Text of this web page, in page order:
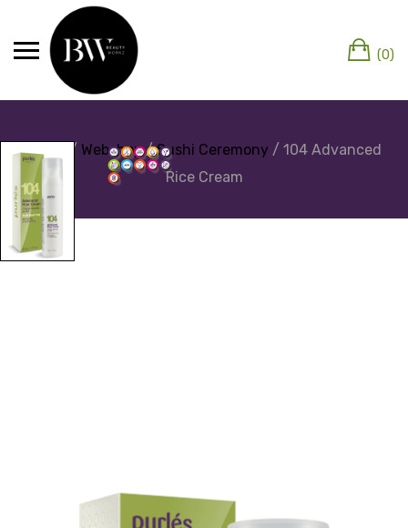
(0)
Home / Webshop/Sushi Ceremony/ 104 Advanced
Rice Cream